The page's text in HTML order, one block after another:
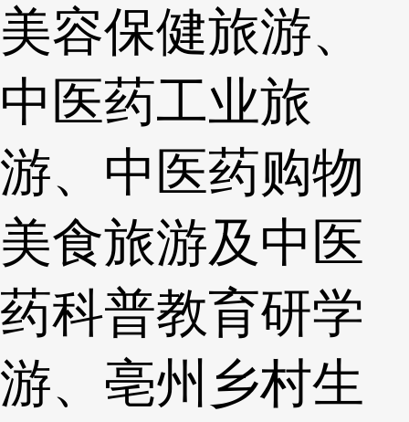
美容保健旅游、
中医药工业旅
游、中医药购物
美食旅游及中医
药科普教育研学
游、亳州乡村生